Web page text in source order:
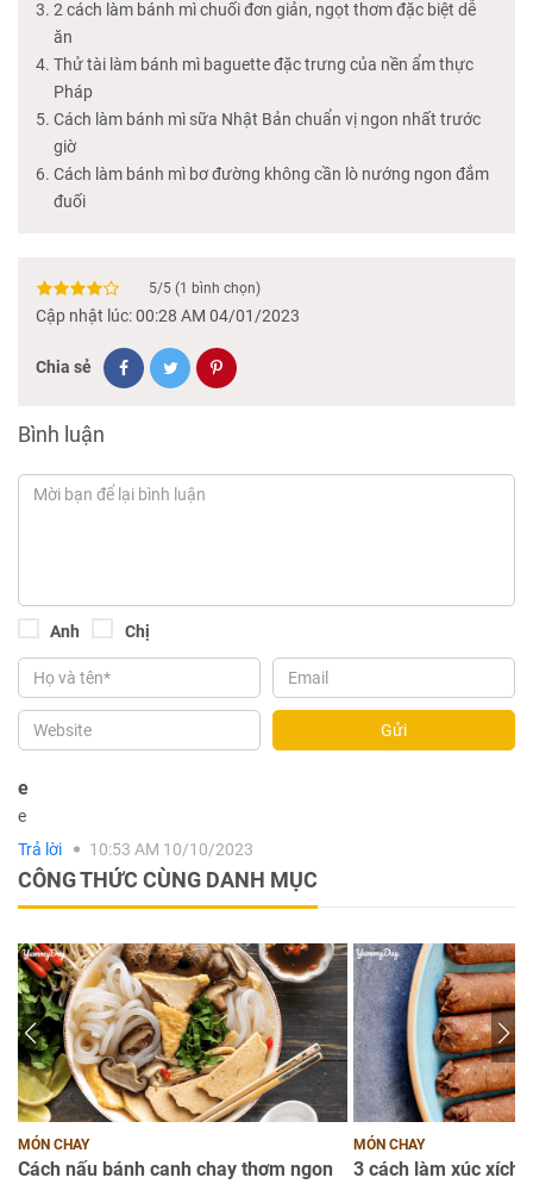
2 cách làm bánh mì chuối đơn giản, ngọt thơm đặc biệt dễ
ăn
Thử tài làm bánh mì baguette đặc trưng của nền ẩm thực
Pháp
Cách làm bánh mì sữa Nhật Bản chuẩn vị ngon nhất trước
giờ
Cách làm bánh mì bơ đường không cần lò nướng ngon đắm
đuối
5/5 (1 bình chọn)
Cập nhật lúc: 00:28 AM 04/01/2023
Chia sẻ
Bình luận
Anh Chị
Gửi
e
e
Trả lời
10:53 AM 10/10/2023
CÔNG THỨC CÙNG DANH MỤC
MÓN CHAY
Cách nấu bánh canh chay thơm ngon
MÓN CHAY
3 cách làm xúc xích